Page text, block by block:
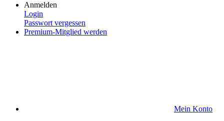
Anmelden
Login
Passwort vergessen
Premium-Mitglied werden
Mein Konto